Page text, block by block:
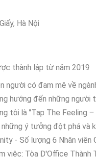
Hà Nội
thành lập từ năm 2019
người có đam mê về
hướng đến những người
tôi là "Tap The Feeling
ý tưởng đột phá và
Tòa D'Office Thành